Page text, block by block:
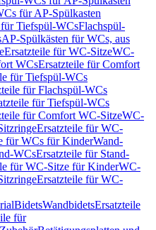
für AP-Spülkasten
Tiefspül-WCsFlachspül-
AP-Spülkästen für WCs, aus
Ersatzteile für WC-SitzeWC-
WCsErsatzteile für Comfort
für Tiefspül-WCs
für Flachspül-WCs
für Tiefspül-WCs
für Comfort WC-SitzeWC-
Ersatzteile für WC-
für WCs für KinderWand-
WCsErsatzteile für Stand-
für WC-Sitze für KinderWC-
Ersatzteile für WC-
BidetsWandbidetsErsatzteile
für